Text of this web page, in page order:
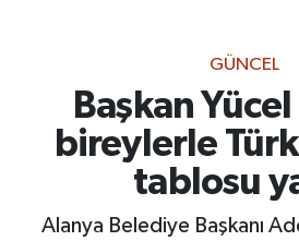
GÜNCEL
Başkan
bireylerle
tablosu
Alanya Belediye Başkanı
Diğer
Dünya
Haber Arşivi